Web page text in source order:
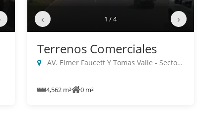
‹ 1 / 4 ›
Terrenos Comerciales
AV. Elmer Faucett Y Tomas Valle - Sector, Callao
4,562 m² 0 m²